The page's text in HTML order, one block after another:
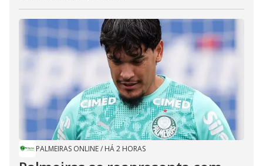
PALMEIRAS ONLINE/ HÁ 2 HORAS